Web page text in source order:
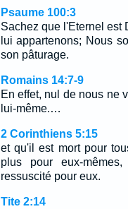
Psaume 100:3
Sachez que l'Eternel est
lui appartenons; Nous
son pâturage.
Romains 14:7-9
En effet, nul de nous ne
lui-même.…
2 Corinthiens 5:15
et qu'il est mort pour
plus pour eux-
ressuscité pour eux.
Tite 2:14